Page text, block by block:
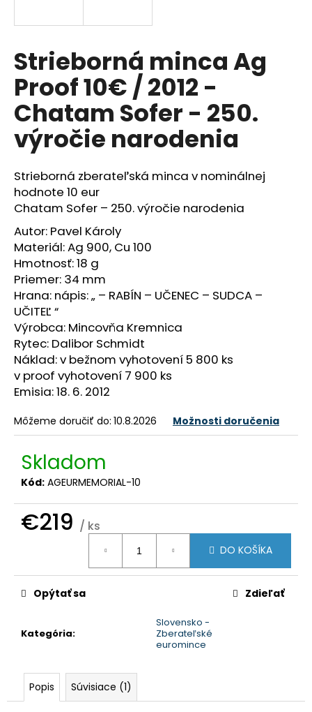
Strieborná minca Ag
Proof 10€ / 2012 -
Chatam Sofer - 250.
výročie narodenia
Strieborná zberateľská minca v nominálnej
hodnote 10 eur
Chatam Sofer – 250. výročie narodenia
Autor: Pavel Károly
Materiál: Ag 900, Cu 100
Hmotnosť: 18 g
Priemer: 34 mm
Hrana: nápis: „ – RABÍN – UČENEC – SUDCA –
UČITEĽ “
Výrobca: Mincovňa Kremnica
Rytec: Dalibor Schmidt
Náklad: v bežnom vyhotovení 5 800 ks
v proof vyhotovení 7 900 ks
Emisia: 18. 6. 2012
Môžeme doručiť do: 10.8.2026 Možnosti doručenia
Skladom
Kód: AGEURMEMORIAL-10
€219 / ks
DO KOŠÍKA
Kategória:
Slovensko -
Zberateľské
euromince
Opýtať sa Zdieľať
Popis Súvisiace (1)
s
ť
?
O
d
p
o
r
ú
č
a
m
e